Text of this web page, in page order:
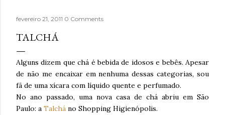
fevereiro 21, 2011 0 Comments
TALCHÁ
Alguns dizem que chá é bebida de idosos e bebês. Apesar
de não me encaixar em nenhuma dessas categorias, sou
fã de uma xícara com líquido quente e perfumado.
No ano passado, uma nova casa de chá abriu em São
Paulo: a Talchá no Shopping Higienópolis.